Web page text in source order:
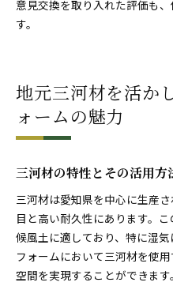
意見交換を取り入れた評価も
す。
地元三河材を活か
ォームの魅力
三河材の特性とその活用方
三河材は愛知県を中心に生産
目と高い耐久性にあります。
候風土に適しており、特に湿
フォームにおいて三河材を使
空間を実現することができま